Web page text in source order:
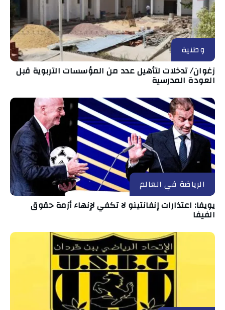
وطنية
زغوان/ تدخلات لتأهيل عدد من المؤسسات التربوية قبل
العودة المدرسية
الرياضة في العالم
يويفا: اعتذارات إنفانتينو لا تكفي لإنهاء أزمة حقوق
الفيفا